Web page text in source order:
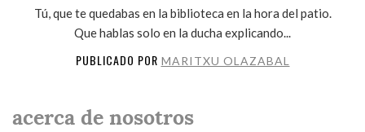
Tú, que te quedabas en la biblioteca en la hora del patio.
Que hablas solo en la ducha explicando...
PUBLICADO POR MARITXU OLAZABAL
acerca de nosotros